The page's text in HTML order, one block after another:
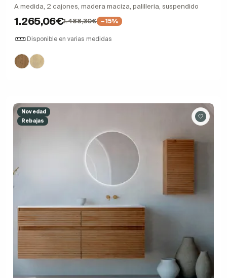
A medida, 2 cajones, madera maciza, palilleria, suspendido
1.265,06€1.488,30€ −15%
Disponible en varias medidas
Novedad
Rebajas